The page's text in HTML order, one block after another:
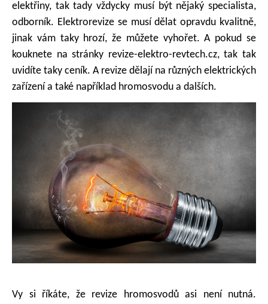
elektřiny, tak tady vždycky musí být nějaký specialista,
odborník. Elektrorevize se musí dělat opravdu kvalitně,
jinak vám taky hrozí, že můžete vyhořet. A pokud se
kouknete na stránky revize-elektro-revtech.cz, tak tak
uvidíte taky ceník. A revize dělají na různých elektrických
zařízení a také například hromosvodu a dalších.
Vy si říkáte, že revize hromosvodů asi není nutná.